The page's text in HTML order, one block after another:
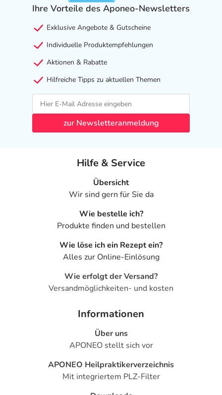
- Erhöhte Fettkonzentration im Blut
- Herzschwäche
- Verschlechterte Herzschwäche ohne körperliche
- Funktionsstörung der linken Herzkammer
(linksventrikuläre Dysfunktion)
- Verminderter Blutauswurf aus der Herzkammer
- Brustenge (Angina pectoris)
- Herzrhythmusstörung mit stark beschleunigtem
Herzschlag im Vorhof (Vorhofflimmern)
- Osteoporose (Knochenschwund)
- Nebennierenunterfunktion
- Herzrhythmusstörung mit unregelmäßiger Schlagfolge
- Zerfall und Auflösung von Muskelzellen
Veränderung während der Behandlung, wenden Sie sich
an Ihren Arzt oder Apotheker.
Für die Information an dieser Stelle werden vor allem
Nebenwirkungen berücksichtigt, die bei mindestens
einem von 1.000 behandelten Patienten auftreten.
Ihre Vorteile des Aponeo-Newsletters
Exklusive Angebote & Gutscheine
Individuelle Produktempfehlungen
Aktionen & Rabatte
Hilfreiche Tipps zu aktuellen Themen
zur Newsletteranmeldung
Hilfe & Service
Übersicht
Wir sind gern für Sie da
Wie bestelle ich?
Produkte finden und bestellen
Wie löse ich ein Rezept ein?
Alles zur Online-Einlösung
Wie erfolgt der Versand?
Versandmöglichkeiten- und kosten
Informationen
Über uns
APONEO stellt sich vor
APONEO Heilpraktikerverzeichnis
Mit integriertem PLZ-Filter